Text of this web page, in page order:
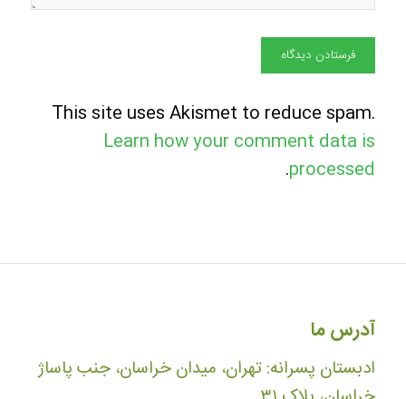
This site uses Akismet to reduce spam.
Learn how your comment data is
processed
.
آدرس ما
ادبستان پسرانه: تهران، میدان خراسان، جنب پاساژ